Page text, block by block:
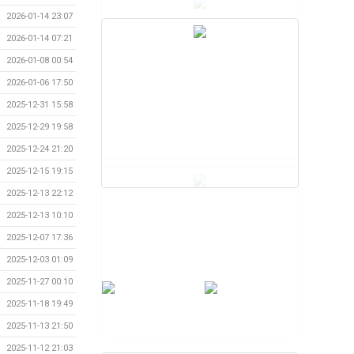
2026-01-14 23:07
2026-01-14 07:21
2026-01-08 00:54
2026-01-06 17:50
2025-12-31 15:58
2025-12-29 19:58
2025-12-24 21:20
2025-12-15 19:15
2025-12-13 22:12
2025-12-13 10:10
2025-12-07 17:36
2025-12-03 01:09
2025-11-27 00:10
2025-11-18 19:49
2025-11-13 21:50
2025-11-12 21:03